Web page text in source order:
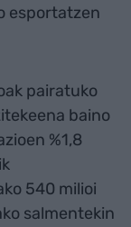
esportatzen
pairatuko
baino
%1,8
540 milioi
salmentekin